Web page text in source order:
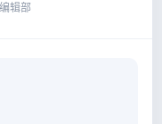
辑部